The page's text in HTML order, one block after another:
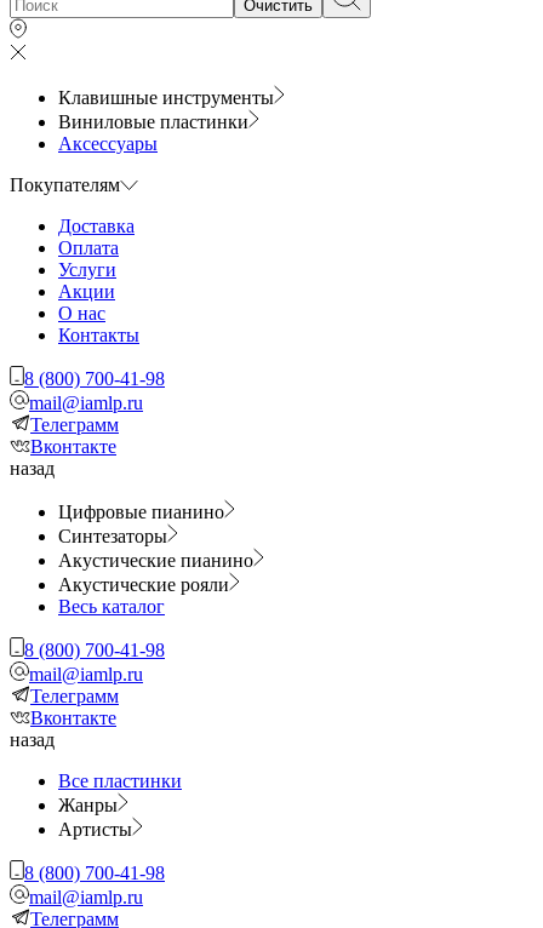
Очистить
Клавишные инструменты
Виниловые пластинки
Аксессуары
Покупателям
Доставка
Оплата
Услуги
Акции
О нас
Контакты
8 (800) 700-41-98
mail@iamlp.ru
Телеграмм
Вконтакте
назад
Цифровые пианино
Синтезаторы
Акустические пианино
Акустические рояли
Весь каталог
8 (800) 700-41-98
mail@iamlp.ru
Телеграмм
Вконтакте
назад
Все пластинки
Жанры
Артисты
8 (800) 700-41-98
mail@iamlp.ru
Телеграмм